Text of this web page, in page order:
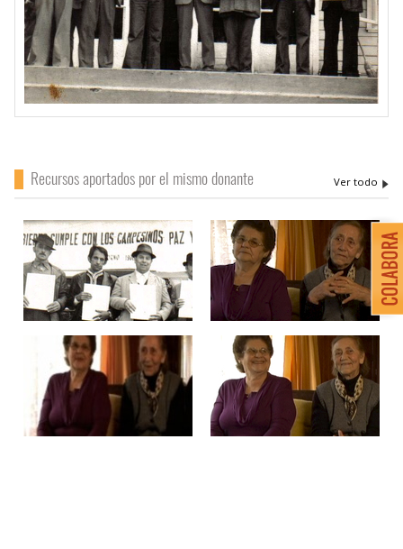
Recursos aportados por el mismo donante